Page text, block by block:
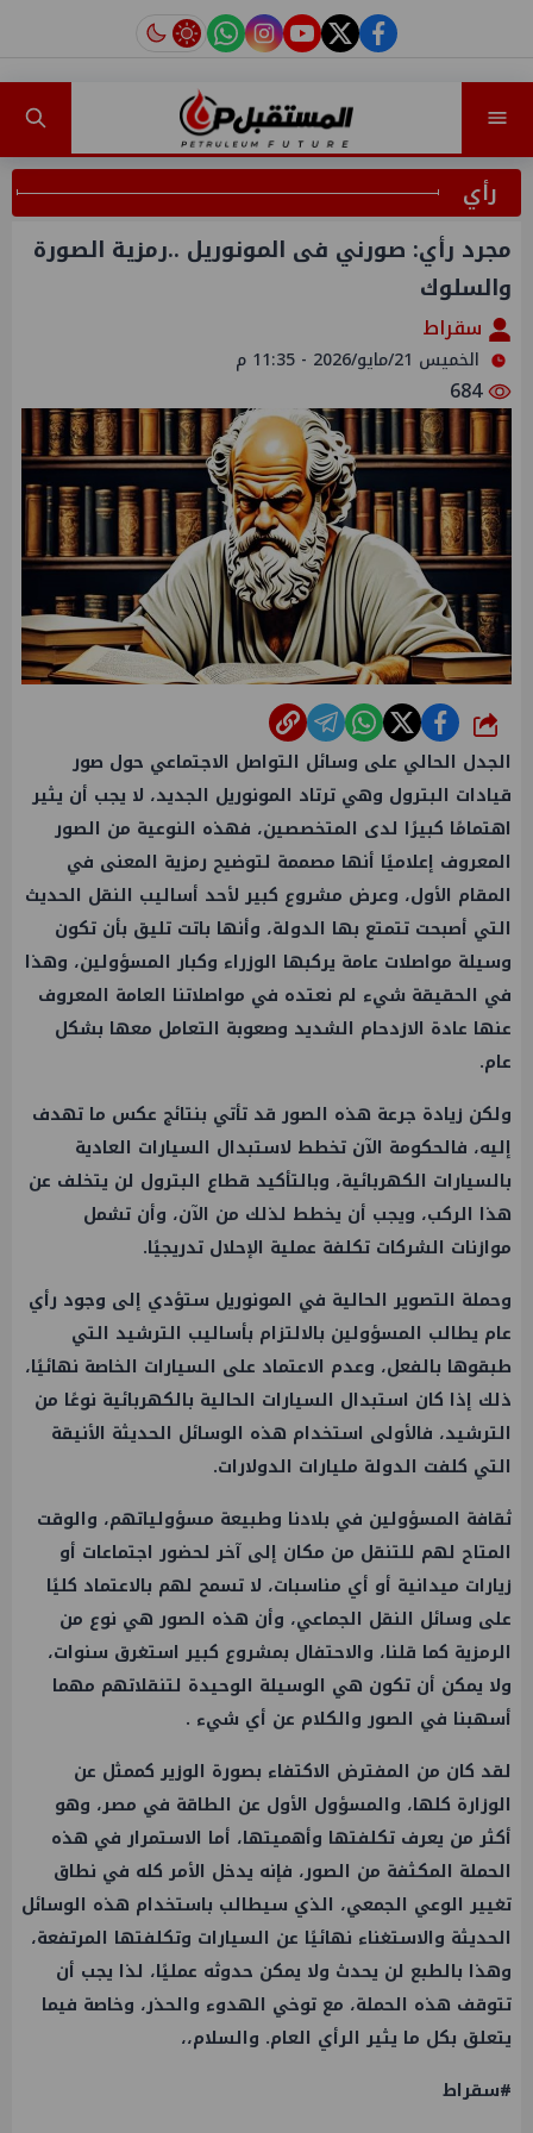
facebook
twitter
youtube
instagram
tiktok
رأي
مجرد رأي: صورني فى المونوريل ..رمزية الصورة
والسلوك
سقراط
الخميس 21/مايو/2026 - 11:35 م
684
شارك
الجدل الحالي على وسائل التواصل الاجتماعي حول صور
قيادات البترول وهي ترتاد المونوريل الجديد، لا يجب أن يثير
اهتمامًا كبيرًا لدى المتخصصين، فهذه النوعية من الصور
المعروف إعلاميًا أنها مصممة لتوضيح رمزية المعنى في
المقام الأول، وعرض مشروع كبير لأحد أساليب النقل الحديث
التي أصبحت تتمتع بها الدولة، وأنها باتت تليق بأن تكون
وسيلة مواصلات عامة يركبها الوزراء وكبار المسؤولين، وهذا
في الحقيقة شيء لم نعتده في مواصلاتنا العامة المعروف
عنها عادة الازدحام الشديد وصعوبة التعامل معها بشكل
عام.
ولكن زيادة جرعة هذه الصور قد تأتي بنتائج عكس ما تهدف
إليه، فالحكومة الآن تخطط لاستبدال السيارات العادية
بالسيارات الكهربائية، وبالتأكيد قطاع البترول لن يتخلف عن
هذا الركب، ويجب أن يخطط لذلك من الآن، وأن تشمل
موازنات الشركات تكلفة عملية الإحلال تدريجيًا.
وحملة التصوير الحالية في المونوريل ستؤدي إلى وجود رأي
عام يطالب المسؤولين بالالتزام بأساليب الترشيد التي
طبقوها بالفعل، وعدم الاعتماد على السيارات الخاصة نهائيًا،
ذلك إذا كان استبدال السيارات الحالية بالكهربائية نوعًا من
الترشيد، فالأولى استخدام هذه الوسائل الحديثة الأنيقة
التي كلفت الدولة مليارات الدولارات.
ثقافة المسؤولين في بلادنا وطبيعة مسؤولياتهم، والوقت
المتاح لهم للتنقل من مكان إلى آخر لحضور اجتماعات أو
زيارات ميدانية أو أي مناسبات، لا تسمح لهم بالاعتماد كليًا
على وسائل النقل الجماعي، وأن هذه الصور هي نوع من
الرمزية كما قلنا، والاحتفال بمشروع كبير استغرق سنوات،
ولا يمكن أن تكون هي الوسيلة الوحيدة لتنقلاتهم مهما
أسهبنا في الصور والكلام عن أي شيء .
لقد كان من المفترض الاكتفاء بصورة الوزير كممثل عن
الوزارة كلها، والمسؤول الأول عن الطاقة في مصر، وهو
أكثر من يعرف تكلفتها وأهميتها، أما الاستمرار في هذه
الحملة المكثفة من الصور، فإنه يدخل الأمر كله في نطاق
تغيير الوعي الجمعي، الذي سيطالب باستخدام هذه الوسائل
الحديثة والاستغناء نهائيًا عن السيارات وتكلفتها المرتفعة،
وهذا بالطبع لن يحدث ولا يمكن حدوثه عمليًا، لذا يجب أن
تتوقف هذه الحملة، مع توخي الهدوء والحذر، وخاصة فيما
يتعلق بكل ما يثير الرأي العام. والسلام،،
#سقراط